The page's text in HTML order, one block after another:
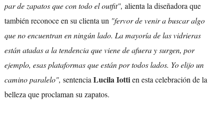
par de zapatos que con todo el outfit", alienta la diseñadora que
también reconoce en su clienta un "fervor de venir a buscar algo
que no encuentran en ningún lado. La mayoría de las vidrieras
están atadas a la tendencia que viene de afuera y surgen, por
ejemplo, esas plataformas que están por todos lados. Yo elijo un
camino paralelo", sentenciaLucila Iottien esta celebración de la
belleza que proclaman su zapatos.